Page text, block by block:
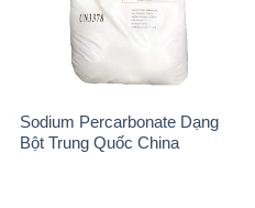
Sodium Percarbonate Dạng
Bột Trung Quốc China